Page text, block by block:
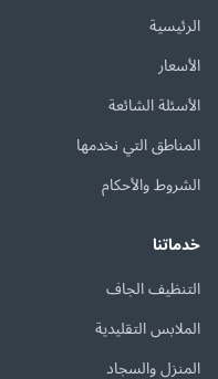
الرئيسية
الأسعار
الأسئلة الشائعة
المناطق التي نخدمها
الشروط والأحكام
خدماتنا
التنظيف الجاف
الملابس التقليدية
المنزل والسجاد